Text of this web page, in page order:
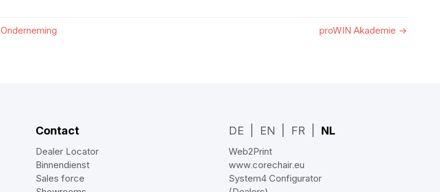
Onderneming proWIN Akademie →
Contact
Dealer Locator
Binnendienst
Sales force
DE EN FR NL
Web2Print
www.corechair.eu
System4 Configurator